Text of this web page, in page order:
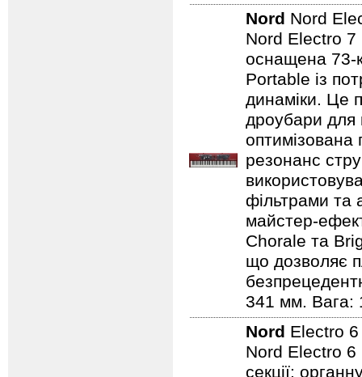
Nord Nord
Nord Electro 7
оснащена 73-
Portable із
динаміки. Це
дроубари для
оптимізована
резонанс
фільтрами та
майстер-
Chorale та
що дозволяє
341 мм. Вага:
Nord Electro
Nord Electro 6
секції: